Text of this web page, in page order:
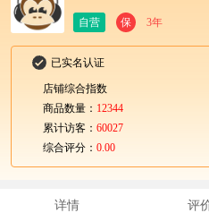
自营 保 3年
已实名认证
店铺综合指数
商品数量： 12344
累计访客： 60027
综合评分： 0.00
详情 评